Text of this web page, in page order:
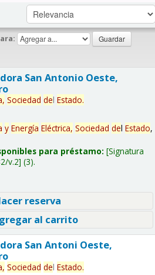
San Antonio Oeste,
Sociedad del Estado.
y Energía Eléctrica, Sociedad del Estado,
para préstamo: Signatura
v.2 (3).
reserva
al carrito
San Antoni Oeste,
Sociedad del Estado.